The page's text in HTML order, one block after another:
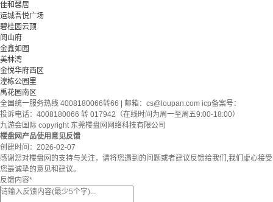
佳和馨居
运城吾悦广场
碧桂园云顶
阅山府
金鑫如园
美林湾
金悦华府西区
湟栋公园里
禹花园南区
全国统一服务热线 4008180066转66 | 邮箱： cs@loupan.com icp备案号：
投诉电话：4008180066 转 017942（在线时间为周一至周五9:00-18:00）
九游会国际 copyright 东莞楼盘网网络科技有限公司
楼盘网产品使用意见反馈
创建时间： 2026-02-07
感谢您对楼盘网的支持与关注，请将您遇到的问题或者建议反馈给我们,我们虚心接受
您最诚挚的意见和建议。
反馈内容*